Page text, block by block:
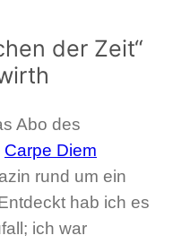
der Zeit“
Abo des
Carpe Diem
rund um ein
hab ich es
ich war